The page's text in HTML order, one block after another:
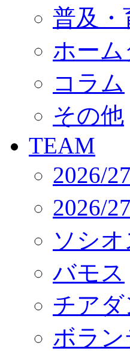
ジュニアユース
ユース
練習拠点（ナラ
SCHOOL
CLUB
パートナー募集
クラブ理念
サステナビリティ
Web制作支援
応援プロジェクト
普及・
ホーム
コラム
その他
TEAM
2026/
2026/
ソシオ
バモス
チア
ボラン